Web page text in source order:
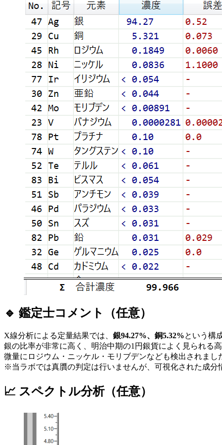
🔹 鑑定士コメント（任意）
X線分析による定量結果では、 銀94.27%、銅5.32%という構
銀の比率が非常に高く、明治中期の1円銀貨によく見られる
微量にロジウム・ニッケル・モリブデンなども検出されま
※当ラボでは真贋の判定は行いませんが、可視化された成
📈 スペクトル分析（任意）